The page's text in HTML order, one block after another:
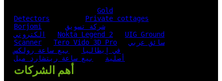
Gold
Detectors
Private cottages
Borjomi
شركة تسويق
الكتروني
Nokta Legend 2
UIG Ground
Scanner
Tero Vido 3D Pro
سائق عربي
في إيطاليا
بيع ساعة رولكس
أصلية
بيع ساعة ريتشارد ميل
أهم الشركات